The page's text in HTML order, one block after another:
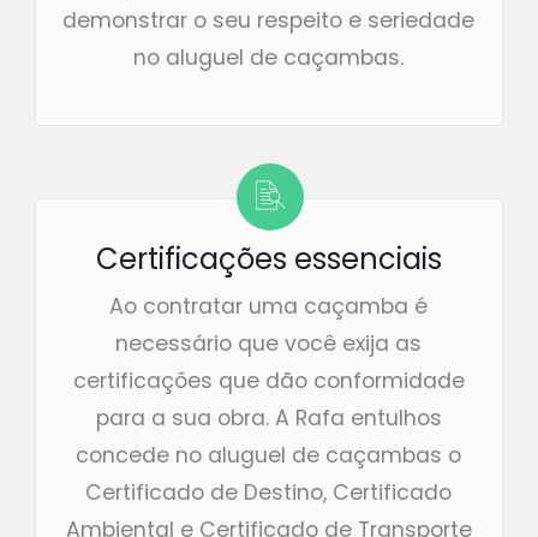
demonstrar o seu respeito e seriedade
no aluguel de caçambas.
Certificações essenciais
Ao contratar uma caçamba é
necessário que você exija as
certificações que dão conformidade
para a sua obra. A Rafa entulhos
concede no aluguel de caçambas o
Certificado de Destino, Certificado
Ambiental e Certificado de Transporte